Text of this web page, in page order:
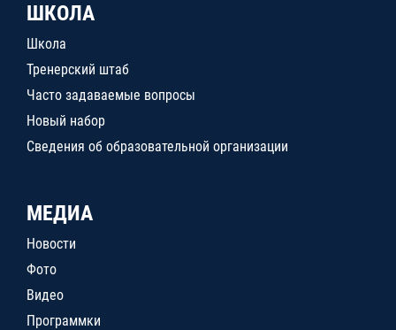
ШКОЛА
Школа
Тренерский штаб
Часто задаваемые вопросы
Новый набор
Сведения об образовательной организации
МЕДИА
Новости
Фото
Видео
Программки